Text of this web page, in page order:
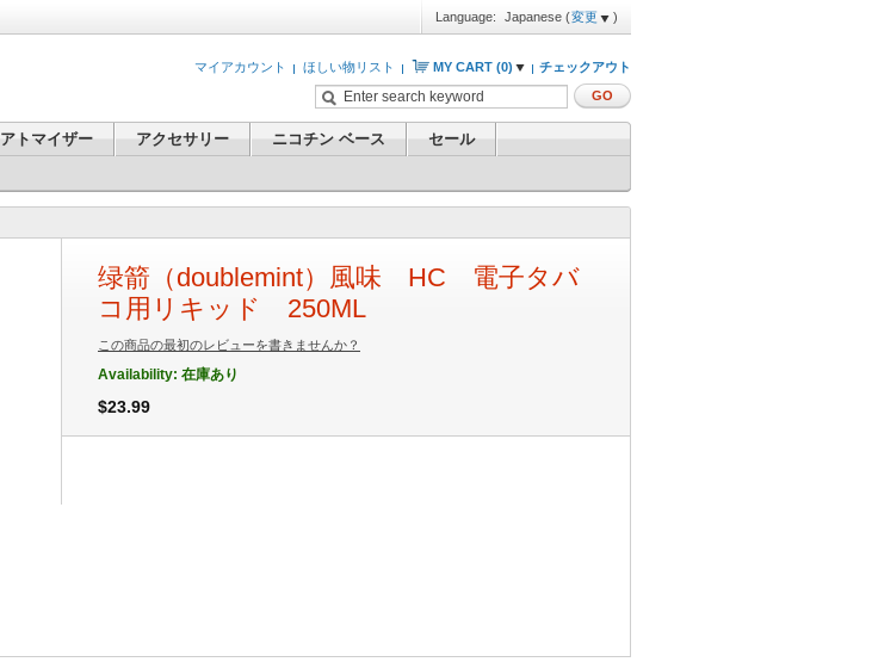
Language: Japanese (変更 )
チェックアウト
MY CART (0)
マイアカウント
ほしい物リスト
GO
アトマイザー アクセサリー ニコチン ベース
セール
绿箭（doublemint）風味 HC 電子タバ
コ用リキッド 250ML
この商品の最初のレビューを書きませんか？
Availability: 在庫あり
$23.99